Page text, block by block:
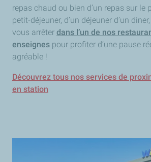
repas chaud ou bien d’un repas sur le
petit-déjeuner, d’un déjeuner d’un
vous arrêter dans l’un de nos
enseignes pour profiter d’une pause
agréable !
Découvrez tous nos services de
en station